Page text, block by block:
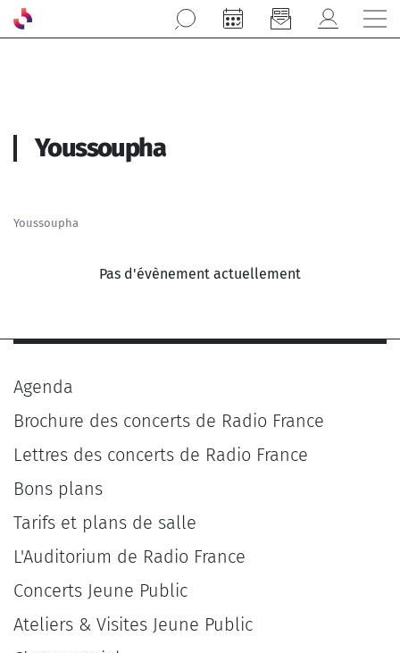
Aller au contenu principal
Youssoupha
Youssoupha
Pas d'évènement actuellement
Agenda
Brochure des concerts de Radio France
Lettres des concerts de Radio France
Bons plans
Tarifs et plans de salle
L'Auditorium de Radio France
Concerts Jeune Public
Ateliers & Visites Jeune Public